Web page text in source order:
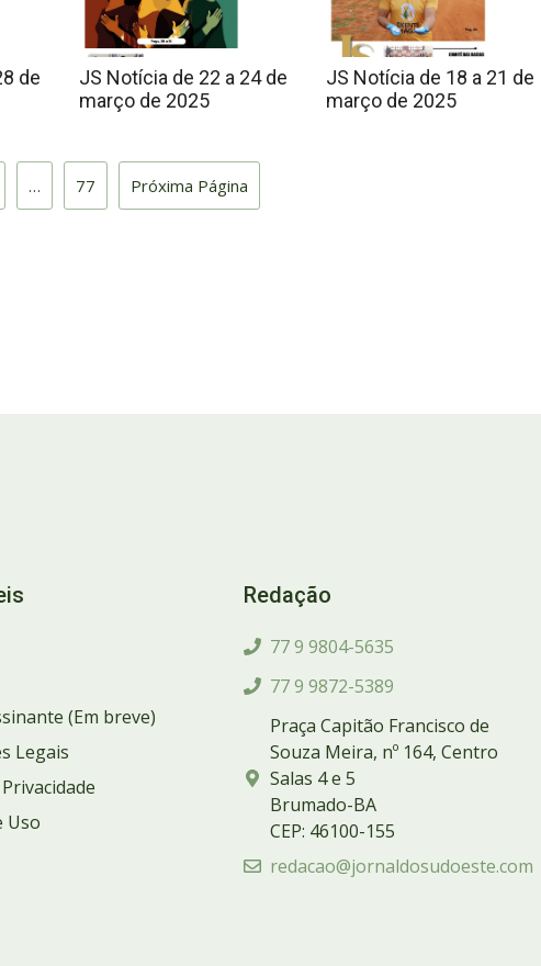
de
JS Notícia de 22 a 24 de
março de 2025
JS Notícia de 18 a 21 de
março de 2025
… 77 Próxima Página
(Em breve)
Legais
Uso
Redação
77 9 9804-5635
77 9 9872-5389
Praça Capitão Francisco de
Souza Meira, nº 164, Centro
Salas 4 e 5
Brumado-BA
CEP: 46100-155
redacao@jornaldosudoeste.com